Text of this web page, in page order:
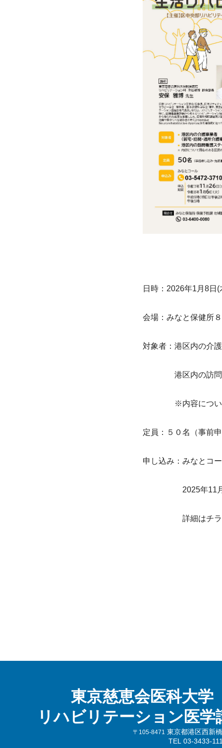
日時：2026年1月8日
会場：みなと保健所
対象者：港区内の介
港区内の訪問看
※内容について関
定員：５０名（事前
申し込み：みなとコ
2025年11月26
詳細はチラシ
東京慈恵会医科大学
リハビリテーション医学
〒105-8471
東京都港区西新
TEL 03-3433-